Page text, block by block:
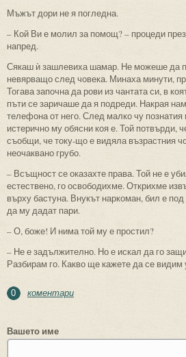
Мъжът дори не я погледна.
– Кой Ви е молил за помощ? – процеди
напред.
Сякаш ѝ зашлевиха шамар. Не можеше да
невярващо след човека. Минаха минути,
Тогава започна да рови из чантата си, в
пъти се заричаше да я подреди. Накрая
телефона от него. След малко чу
истерично му обясни коя е. Той потвърди,
съобщи, че току-що е видяла възрастния
неочаквано грубо.
– Всъщност се оказахте права. Той не е
естествено, го освободихме. Открихме
върху бастуна. Внукът наркоман, бил е
да му дадат пари.
– О, боже! И нима той му е простил?
– Не е задължително. Но е искал да го
Разбирам го. Какво ще кажете да се видим
0 коментари
Вашето име